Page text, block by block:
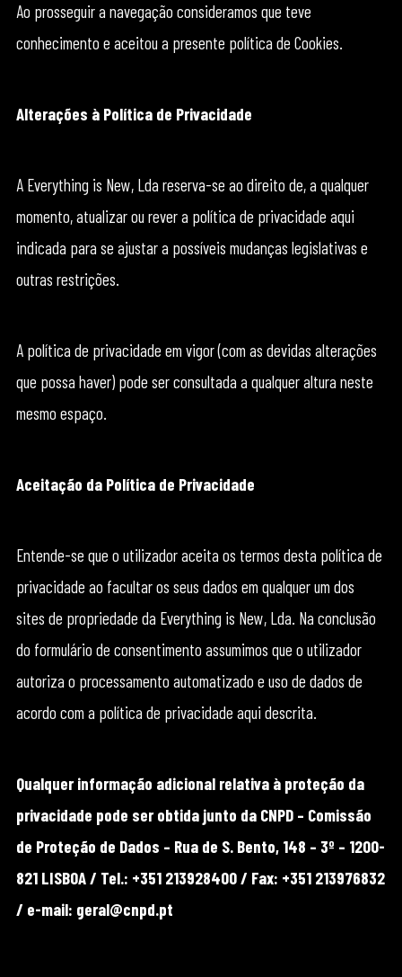
Ao prosseguir a navegação consideramos que teve
conhecimento e aceitou a presente política de Cookies.
Alterações à Política de Privacidade
A Everything is New, Lda reserva-se ao direito de, a qualquer
momento, atualizar ou rever a política de privacidade aqui
indicada para se ajustar a possíveis mudanças legislativas e
outras restrições.
A política de privacidade em vigor (com as devidas alterações
que possa haver) pode ser consultada a qualquer altura neste
mesmo espaço.
Aceitação da Política de Privacidade
Entende-se que o utilizador aceita os termos desta política de
privacidade ao facultar os seus dados em qualquer um dos
sites de propriedade da Everything is New, Lda. Na conclusão
do formulário de consentimento assumimos que o utilizador
autoriza o processamento automatizado e uso de dados de
acordo com a política de privacidade aqui descrita.
Qualquer informação adicional relativa à proteção da
privacidade pode ser obtida junto da CNPD – Comissão
de Proteção de Dados – Rua de S. Bento, 148 – 3º – 1200-
821 LISBOA / Tel.: +351 213928400 / Fax: +351 213976832
/ e-mail: geral@cnpd.pt